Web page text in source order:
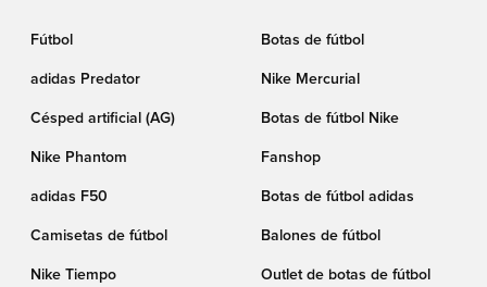
Fútbol Botas de fútbol
adidas Predator Nike Mercurial
Césped artificial (AG) Botas de fútbol Nike
Nike Phantom Fanshop
adidas F50 Botas de fútbol adidas
Camisetas de fútbol Balones de fútbol
Nike Tiempo Outlet de botas de fútbol